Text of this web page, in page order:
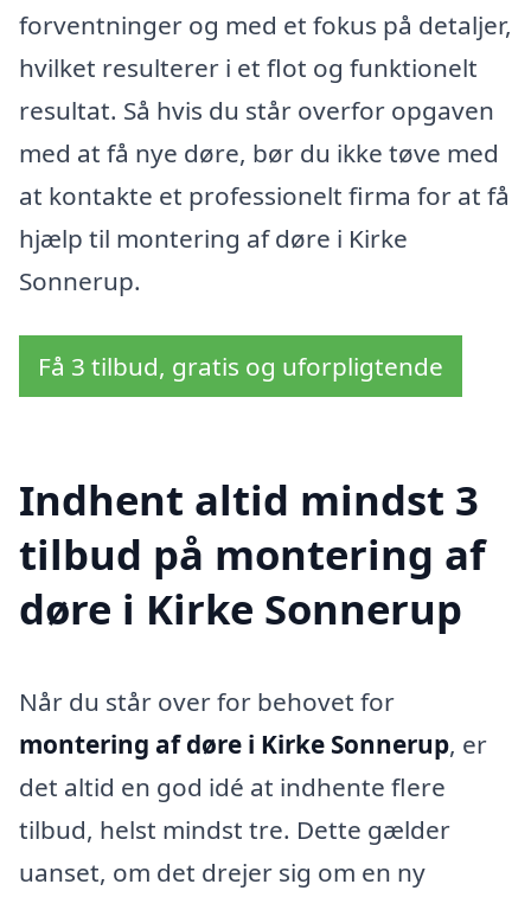
forventninger og med et fokus på detaljer,
hvilket resulterer i et flot og funktionelt
resultat. Så hvis du står overfor opgaven
med at få nye døre, bør du ikke tøve med
at kontakte et professionelt firma for at få
hjælp til montering af døre i Kirke
Sonnerup.
Få 3 tilbud, gratis og uforpligtende
Indhent altid mindst 3
tilbud på montering af
døre i Kirke Sonnerup
Når du står over for behovet for
montering af døre i Kirke Sonnerup, er
det altid en god idé at indhente flere
tilbud, helst mindst tre. Dette gælder
uanset, om det drejer sig om en ny